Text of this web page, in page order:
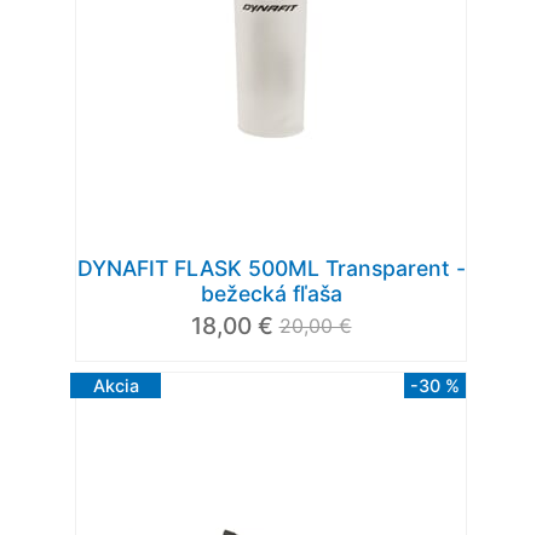
DYNAFIT FLASK 500ML Transparent -
bežecká fľaša
18,00 € 20,00 €
Akcia -30 %